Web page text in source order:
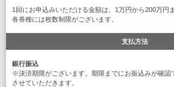
1回にお申込みいただける金額は、1万円から200万円
各券種には枚数制限がございます。
支払方法
銀行振込
※決済期限がございます。期限までにお振込みが確認
させていただきます。